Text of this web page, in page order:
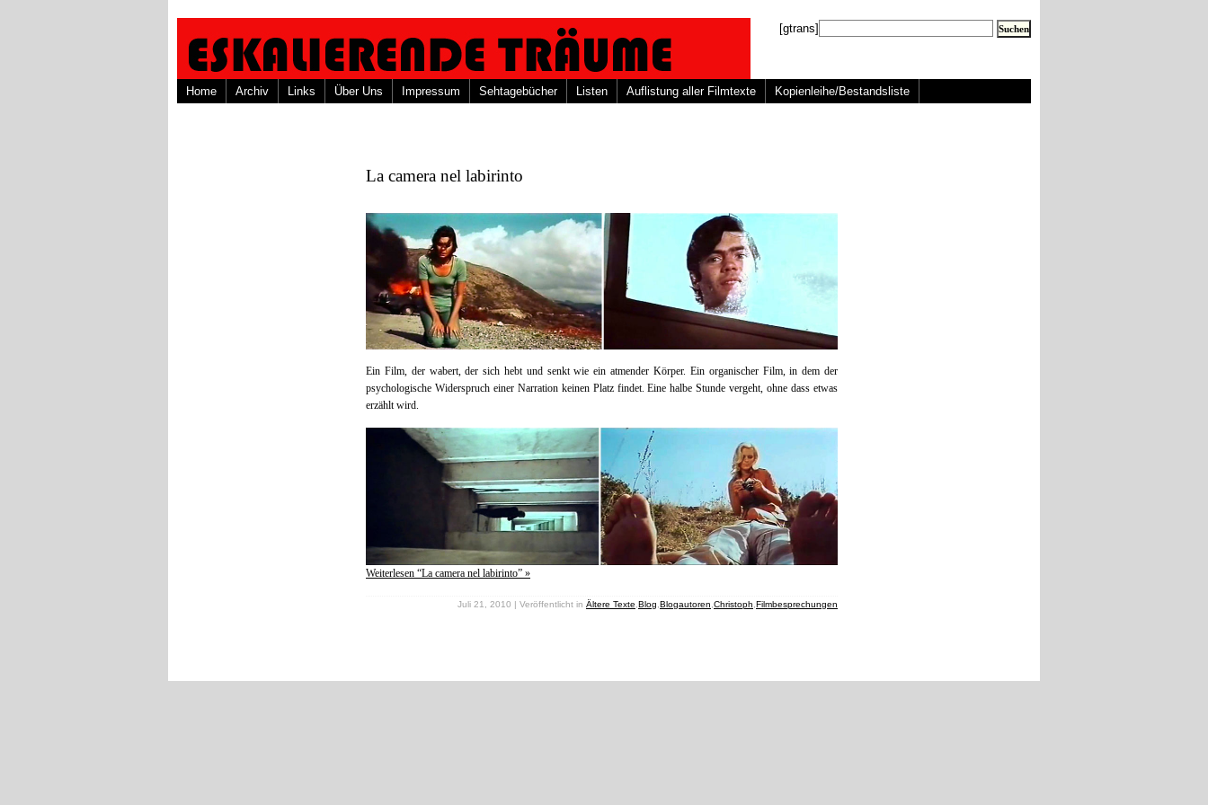
[gtrans]
Home Archiv Links Über Uns Impressum Sehtagebücher Listen Auflistung aller Filmtexte Kopienleihe/Bestandsliste
La camera nel labirinto
Ein Film, der wabert, der sich hebt und senkt wie ein atmender Körper. Ein organischer Film, in dem der
psychologische Widerspruch einer Narration keinen Platz findet. Eine halbe Stunde vergeht, ohne dass etwas
erzählt wird.
Weiterlesen “La camera nel labirinto” »
Juli 21, 2010 | Veröffentlicht in Ältere Texte Blog Blogautoren Christoph Filmbesprechungen